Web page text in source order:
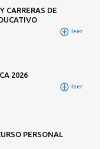
CARRERAS DE
leer
2026
leer
PERSONAL